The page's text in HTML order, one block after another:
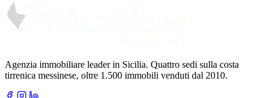
Agenzia immobiliare leader in Sicilia. Quattro sedi sulla costa
tirrenica messinese, oltre 1.500 immobili venduti dal 2010.